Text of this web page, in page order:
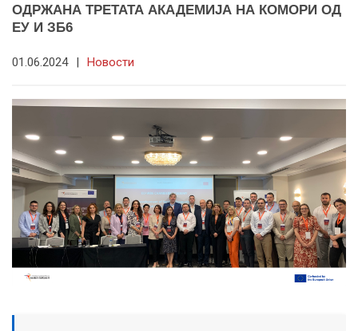
ОДРЖАНА ТРЕТАТА АКАДЕМИЈА НА КОМОРИ ОД
ЕУ И ЗБ6
01.06.2024 | Новости